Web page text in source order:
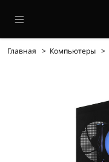
Главная Компьютеры